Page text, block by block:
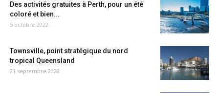
Des activités gratuites à Perth, pour un été
coloré et bien...
5 octobre 2022
Townsville, point stratégique du nord
tropical Queensland
21 septembre 2022